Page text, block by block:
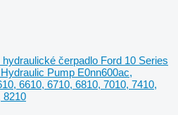
hydraulické čerpadlo Ford 10 Series
Pump E0nn600ac,
6610, 6710, 6810, 7010, 7410,
8210